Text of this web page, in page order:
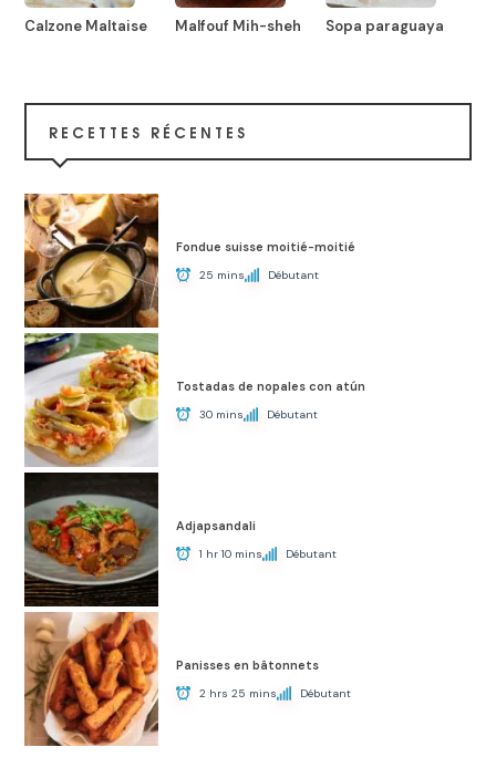
Calzone Maltaise Malfouf Mih-sheh Sopa paraguaya
RECETTES RÉCENTES
Fondue suisse moitié-moitié
25 mins Débutant
Tostadas de nopales con atún
30 mins Débutant
Adjapsandali
1 hr 10 mins Débutant
Panisses en bâtonnets
2 hrs 25 mins Débutant